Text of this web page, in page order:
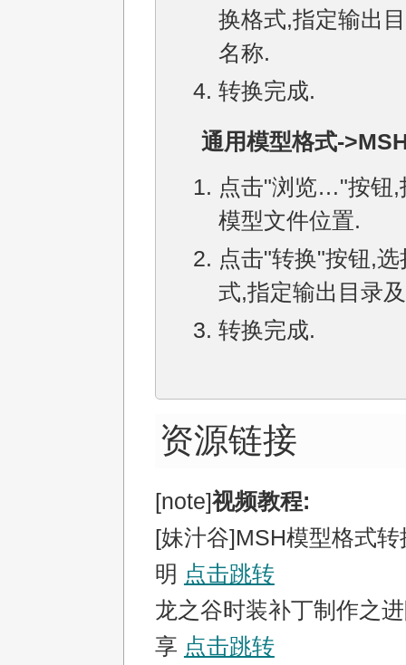
换格式,指定输出
名称.
转换完成.
通用模型格式-
点击"浏览…"按钮,
模型文件位置.
点击"转换"按钮,
式,指定输出目录
转换完成.
资源链接
[note]视频教程:
[妹汁谷]MSH模型格式
明 点击跳转
龙之谷时装补丁制作之
享 点击跳转